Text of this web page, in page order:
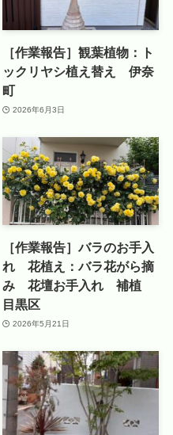
［作業報告］観葉植物：ト
ックリヤシ植え替え 伊奈
町
2026年6月3日
［作業報告］バラのお手入
れ 花植え：バラ花がら摘
み 花壇お手入れ 補植
目黒区
2026年5月21日